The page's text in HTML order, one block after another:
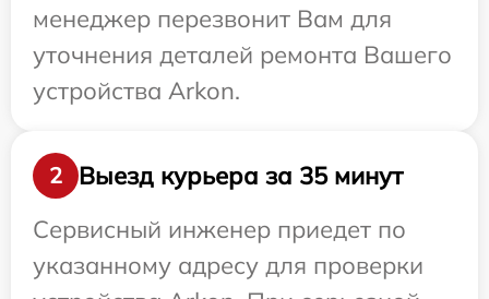
менеджер перезвонит Вам для
уточнения деталей ремонта Вашего
устройства Arkon.
2
Выезд курьера за 35 минут
Сервисный инженер приедет по
указанному адресу для проверки